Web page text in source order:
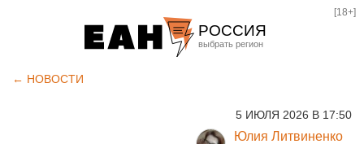
РОССИЯ
Курган
[18+]
← НОВОСТИ
5 ИЮЛЯ 2026 В 17:50
Юлия Литвиненко